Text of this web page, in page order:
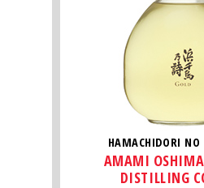
HAMACHIDORI NO
AMAMI
DISTILLING